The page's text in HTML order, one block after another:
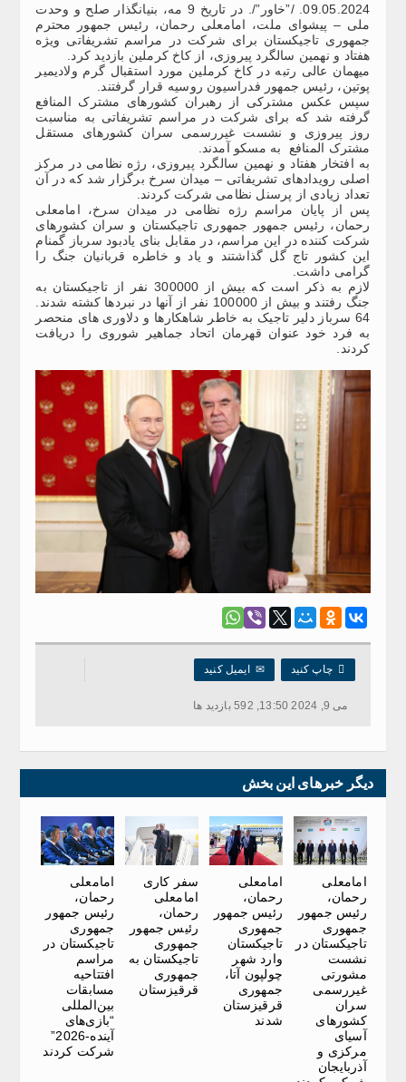
09.05.2024. /”خاور”/. در تاریخ 9 مه، بنیانگذار صلح و وحدت
ملی – پیشوای ملت، امامعلی رحمان، رئیس جمهور محترم
جمهوری تاجیکستان برای شرکت در مراسم تشریفاتی ویژه
هفتاد و نهمین سالگرد پیروزی، از کاخ کرملین بازدید کرد.
میهمان عالی رتبه در کاخ کرملین مورد استقبال گرم ولادیمیر
پوتین، رئیس جمهور فدراسیون روسیه قرار گرفتند.
سپس عکس مشترکی از رهبران کشورهای مشترک المنافع
گرفته شد که برای شرکت در مراسم تشریفاتی به مناسبت
روز پیروزی و نشست غیررسمی سران کشورهای مستقل
مشترک المنافع به مسکو آمدند.
به افتخار هفتاد و نهمین سالگرد پیروزی، رژه نظامی در مرکز
اصلی رویدادهای تشریفاتی – میدان سرخ برگزار شد که در آن
تعداد زیادی از پرسنل نظامی شرکت کردند.
پس از پایان مراسم رژه نظامی در میدان سرخ، امامعلی
رحمان، رئیس جمهور جمهوری تاجیکستان و سران کشورهای
شرکت کننده در این مراسم، در مقابل بنای یادبود سرباز گمنام
این کشور تاج گل گذاشتند و یاد و خاطره قربانیان جنگ را
گرامی داشت.
لازم به ذکر است که بیش از 300000 نفر از تاجیکستان به
جنگ رفتند و بیش از 100000 نفر از آنها در نبردها کشته شدند.
64 سرباز دلیر تاجیک به خاطر شاهکارها و دلاوری های منحصر
به فرد خود عنوان قهرمان اتحاد جماهیر شوروی را دریافت
کردند.
 چاپ کنید ✉ایمیل کنید
می 9, 2024 13:50, 592 بازدید ها
دیگر خبرهای این بخش
امامعلی
رحمان،
رئیس جمهور
جمهوری
تاجیکستان در
نشست
مشورتی
غیررسمی
سران
کشورهای
آسیای
مرکزی و
آذربایجان
امامعلی
رحمان،
رئیس جمهور
جمهوری
تاجیکستان
وارد شهر
چولپون آتا،
جمهوری
قرقیزستان
شدند
سفر کاری
امامعلی
رحمان،
رئیس جمهور
جمهوری
تاجیکستان به
جمهوری
قرقیزستان
امامعلی
رحمان،
رئیس جمهور
جمهوری
تاجیکستان در
مراسم
افتتاحیه
مسابقات
بین‌المللی
“بازی‌های
آینده-2026”
شرکت کردند